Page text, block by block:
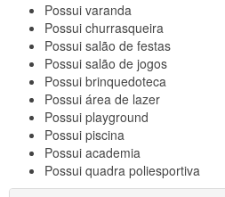
Possui varanda
Possui churrasqueira
Possui salão de festas
Possui salão de jogos
Possui brinquedoteca
Possui área de lazer
Possui playground
Possui piscina
Possui academia
Possui quadra poliesportiva